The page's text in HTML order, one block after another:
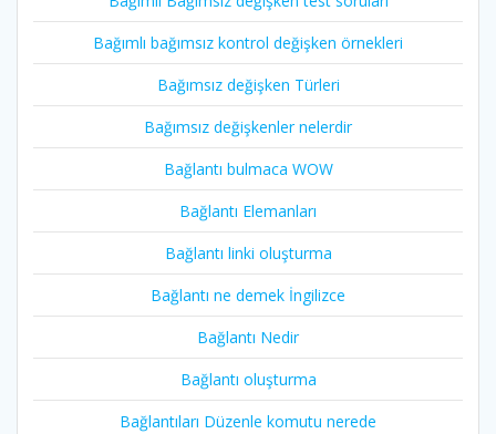
Bağımlı bağımsız kontrol değişken örnekleri
Bağımsız değişken Türleri
Bağımsız değişkenler nelerdir
Bağlantı bulmaca WOW
Bağlantı Elemanları
Bağlantı linki oluşturma
Bağlantı ne demek İngilizce
Bağlantı Nedir
Bağlantı oluşturma
Bağlantıları Düzenle komutu nerede